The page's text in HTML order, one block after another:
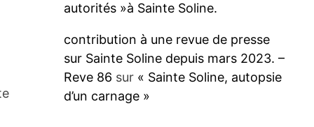
autorités »à Sainte Soline.
contribution à une revue de presse
sur Sainte Soline depuis mars 2023. –
Reve 86 sur « Sainte Soline, autopsie
d’un carnage »